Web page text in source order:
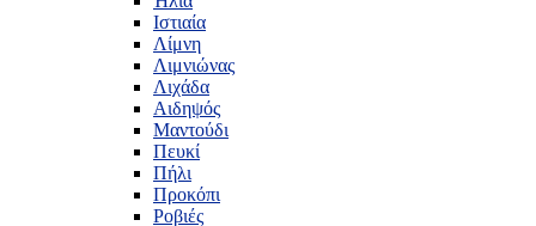
Ιστιαία
Λίμνη
Λιμνιώνας
Λιχάδα
Αιδηψός
Μαντούδι
Πευκί
Πήλι
Προκόπι
Ροβιές